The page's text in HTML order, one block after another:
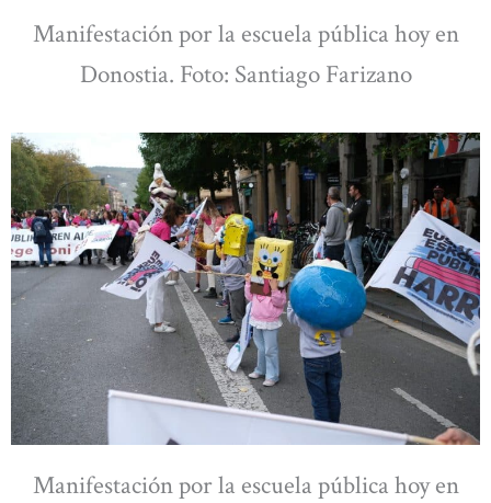
Manifestación por la escuela pública hoy en
Donostia. Foto: Santiago Farizano
Manifestación por la escuela pública hoy en